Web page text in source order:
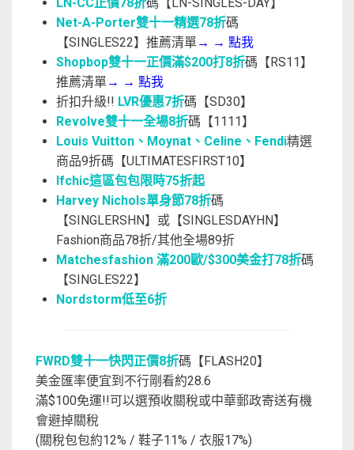
Net-A-Porter雙十一精選78折碼
【SINGLES22】推薦清單→ → 點我
Shopbop雙十一正價滿$200打8折碼【RS11】
推薦清單→ → 點我
折扣升級!! LVR優惠7折碼【SD30】
Revolve雙十一全場8折碼【1111】
Louis Vuitton、Moynat、Celine、Fendi精選
商品9折碼【ULTIMATESFIRST10】
Ifchic這區包包限時75折起
Harvey Nichols單身節78折碼
【SINGLERSHN】或【SINGLESDAYHN】
Fashion商品78折/其他全場89折
Matchesfashion 滿200歐/$300美金打78折碼
【SINGLES22】
Nordstorm低至6折
FWRD雙十一快閃正價8折碼【FLASH20】
美金匯率便宜到不行剛看約28.6
滿$100免運!!可以選預收關稅或中華郵政寄送有機
會避掉關稅
(關稅包包約12% / 鞋子11% / 衣服17%)